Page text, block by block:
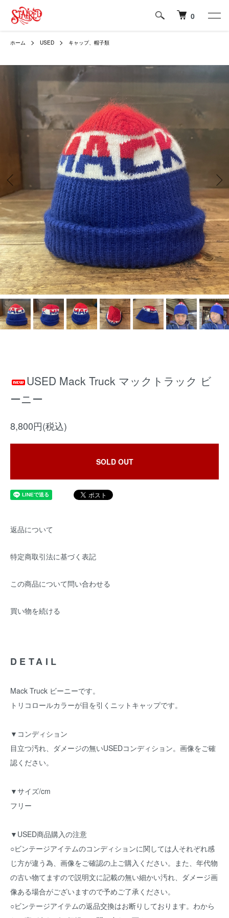
0
ホーム USED キャップ、帽子類
USED Mack Truck マックトラック ビ
ーニー
8,800円(税込)
SOLD OUT
返品について
特定商取引法に基づく表記
この商品について問い合わせる
買い物を続ける
DETAIL
Mack Truck ビーニーです。
トリコロールカラーが目を引くニットキャップです。
▼コンディション
目立つ汚れ、ダメージの無いUSEDコンディション。画像をご確
認ください。
▼サイズ/cm
フリー
▼USED商品購入の注意
○ビンテージアイテムのコンディションに関しては人それぞれ感
じ方が違う為、画像をご確認の上ご購入ください。また、年代物
の古い物てますので説明文に記載の無い細かい汚れ、ダメージ画
像ある場合がございますので予めご了承ください。
○ビンテージアイテムの返品交換はお断りしております。わから